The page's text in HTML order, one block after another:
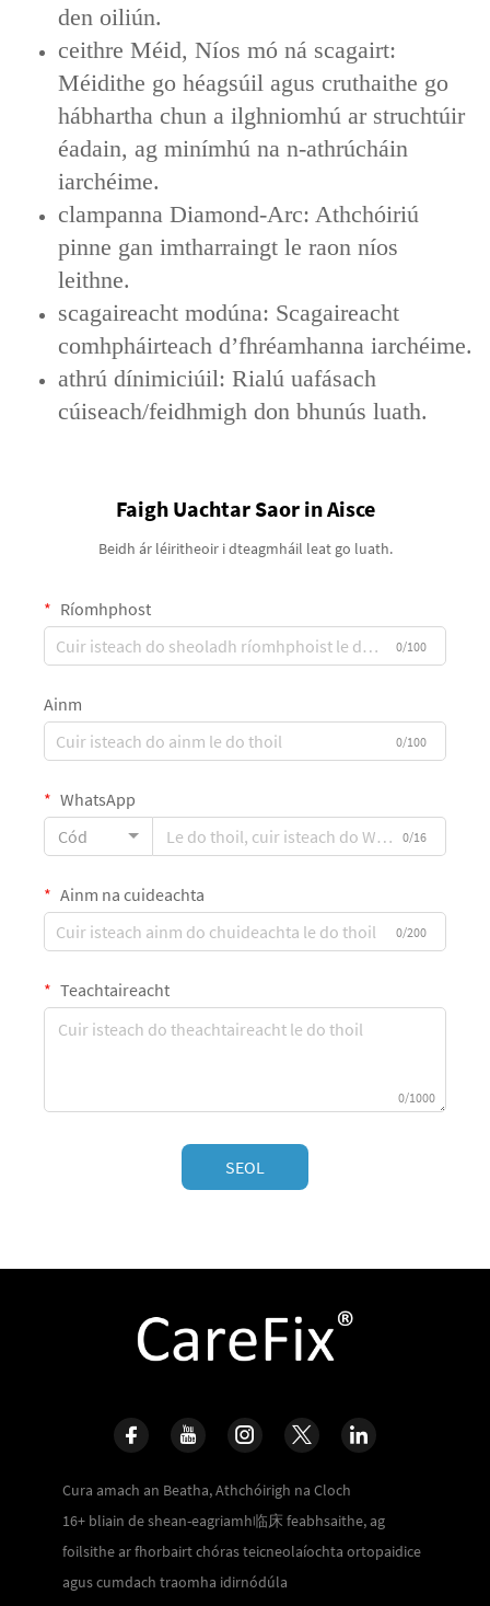
den oiliún.
ceithre Méid, Níos mó ná scagairt:
Méidithe go héagsúil agus cruthaithe go
hábhartha chun a ilghniomhú ar struchtúir
éadain, ag minímhú na n-athrúcháin
iarchéime.
clampanna Diamond-Arc: Athchóiriú
pinne gan imtharraingt le raon níos
leithne.
scagaireacht modúna: Scagaireacht
comhpháirteach d’fhréamhanna iarchéime.
athrú dínimiciúil: Rialú uafásach
cúiseach/feidhmigh don bhunús luath.
Faigh Uachtar Saor in Aisce
Beidh ár léiritheoir i dteagmháil leat go luath.
Ríomhphost
0/100
Ainm
0/100
WhatsApp
Cód
0/16
Ainm na cuideachta
0/200
Teachtaireacht
0/1000
SEOL
Cura amach an Beatha, Athchóirigh na Cloch
16+ bliain de shean-eagriamh临床 feabhsaithe, ag
foilsithe ar fhorbairt chóras teicneolaíochta ortopaidice
agus cumdach traomha idirnódúla